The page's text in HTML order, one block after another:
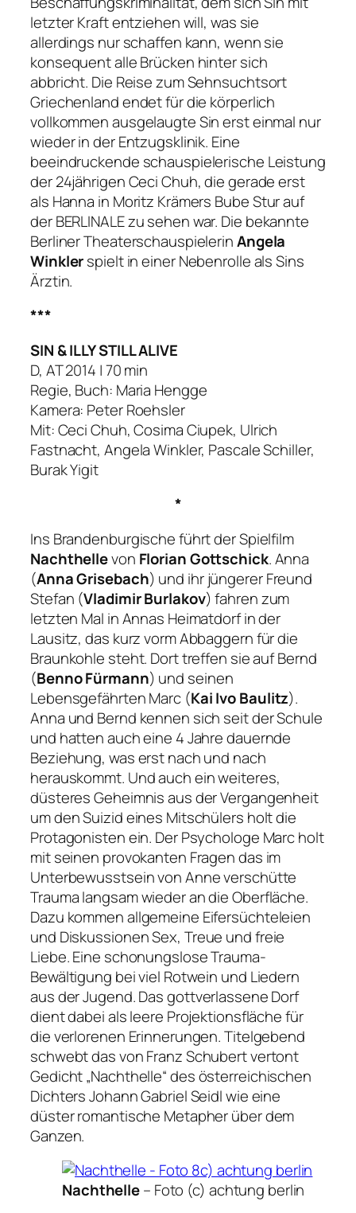
letzter Kraft entziehen will, was sie
allerdings nur schaffen kann, wenn sie
konsequent alle Brücken hinter sich
abbricht. Die Reise zum Sehnsuchtsort
Griechenland endet für die körperlich
vollkommen ausgelaugte Sin erst einmal nur
wieder in der Entzugsklinik. Eine
beeindruckende schauspielerische Leistung
der 24jährigen Ceci Chuh, die gerade erst
als Hanna in Moritz Krämers Bube Sturauf
der BERLINALE zu sehen war. Die bekannte
Berliner TheaterschauspielerinAngela
Winklerspielt in einer Nebenrolle als Sins
Ärztin.
***
SIN & ILLY STILL ALIVE
D, AT 2014 | 70 min
Regie, Buch: Maria Hengge
Kamera: Peter Roehsler
Mit: Ceci Chuh, Cosima Ciupek, Ulrich
Fastnacht, Angela Winkler, Pascale Schiller,
Burak Yigit
*
Ins Brandenburgische führt der Spielfilm
Nachthellevon Florian Gottschick. Anna
(Anna Grisebach) und ihr jüngerer Freund
Stefan (Vladimir Burlakov) fahren zum
letzten Mal in Annas Heimatdorf in der
Lausitz, das kurz vorm Abbaggern für die
Braunkohle steht. Dort treffen sie auf Bernd
(Benno Fürmann) und seinen
Lebensgefährten Marc (Kai Ivo Baulitz).
Anna und Bernd kennen sich seit der Schule
und hatten auch eine 4 Jahre dauernde
Beziehung, was erst nach und nach
herauskommt. Und auch ein weiteres,
düsteres Geheimnis aus der Vergangenheit
um den Suizid eines Mitschülers holt die
Protagonisten ein. Der Psychologe Marc holt
mit seinen provokanten Fragen das im
Unterbewusstsein von Anne verschütte
Trauma langsam wieder an die Oberfläche.
Dazu kommen allgemeine Eifersüchteleien
und DiskussionenSex, Treue und freie
Liebe. Eine schonungslose Trauma-
Bewältigung bei viel Rotwein und Liedern
aus der Jugend.Das gottverlassene Dorf
dient dabei als leere Projektionsfläche für
die verlorenen Erinnerungen. Titelgebend
schwebt das von Franz Schubert vertont
Gedicht„Nachthelle“des österreichischen
Dichters Johann Gabriel Seidl wie eine
düster romantische Metapher über dem
Ganzen.
Nachthelle– Foto (c) achtung berlin